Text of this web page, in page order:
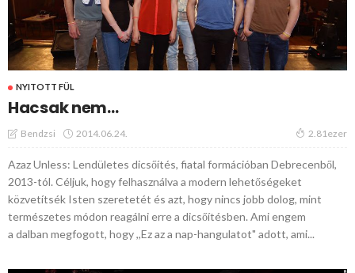
NYITOTT FÜL
Hacsak nem…
Bendzsi 2014.06.24. 2.81ezer
Azaz Unless: Lendületes dicsőítés, fiatal formációban Debrecenből,
2013-tól. Céljuk, hogy felhasználva a modern lehetőségeket
közvetítsék Isten szeretetét és azt, hogy nincs jobb dolog, mint
természetes módon reagálni erre a dicsőítésben. Ami engem
a dalban megfogott, hogy ,,Ez az a nap-hangulatot" adott, ami...